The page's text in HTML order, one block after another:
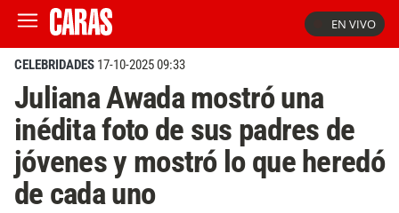
EN VIVO
CELEBRIDADES 17-10-2025 09:33
Juliana Awada mostró una
inédita foto de sus padres de
jóvenes y mostró lo que heredó
de cada uno